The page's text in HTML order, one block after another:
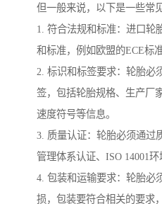
但一般来说，以下是一些常
1. 符合法规和标准：进口轮
和标准，例如欧盟的ECE标
2. 标识和标签要求：轮胎必
签，包括轮胎规格、生产厂
速度符号等信息。
3. 质量认证：轮胎必须通过
管理体系认证、ISO 14001环
4. 包装和运输要求：轮胎必
损，包装要符合相关的要求